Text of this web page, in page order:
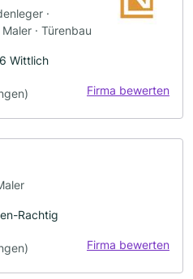
·
· Türenbau
Wittlich
Firma bewerten
Rachtig
Firma bewerten